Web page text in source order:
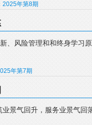
2025年第8期
、风险管理和和终身学习
年第7期
景气回升，服务业景气